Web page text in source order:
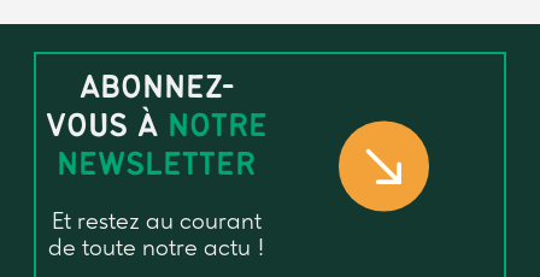
ABONNEZ-
VOUS À NOTRE
NEWSLETTER
Et restez au courant
de toute notre actu !